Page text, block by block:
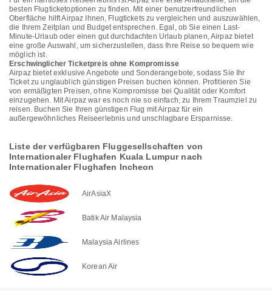
besten Flugticketoptionen zu finden. Mit einer benutzerfreundlichen
Oberfläche hilft Airpaz Ihnen, Flugtickets zu vergleichen und auszuwählen,
die Ihrem Zeitplan und Budget entsprechen. Egal, ob Sie einen Last-
Minute-Urlaub oder einen gut durchdachten Urlaub planen, Airpaz bietet
eine große Auswahl, um sicherzustellen, dass Ihre Reise so bequem wie
möglich ist.
Erschwinglicher Ticketpreis ohne Kompromisse
Airpaz bietet exklusive Angebote und Sonderangebote, sodass Sie Ihr
Ticket zu unglaublich günstigen Preisen buchen können. Profitieren Sie
von ermäßigten Preisen, ohne Kompromisse bei Qualität oder Komfort
einzugehen. Mit Airpaz war es noch nie so einfach, zu Ihrem Traumziel zu
reisen. Buchen Sie Ihren günstigen Flug mit Airpaz für ein
außergewöhnliches Reiseerlebnis und unschlagbare Ersparnisse.
Liste der verfügbaren Fluggesellschaften von
Internationaler Flughafen Kuala Lumpur nach
Internationaler Flughafen Incheon
AirAsiaX
Batik Air Malaysia
Malaysia Airlines
Korean Air